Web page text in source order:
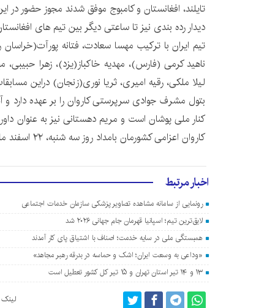
تایلند، افغانستان و کامبوج موفق شدند مجوز حضور در
دیدار رده بندی نیز تا ساعتی دیگر بین تیم های
تیم ایران با ترکیب مهسا سعادت، فتانه پورآت(خراسان
ناهید کرمی (فارس)، مهدیه خاکباز(یزد)، زهرا حبیبی،
لیلا ملکی، رقیه امیری، ثریا نوری(زنجان) دراین
بتول مشرف جوادی سرپرستی کاروان را بر عهده دارد و
کنار ملی پوشان است و مریم دهستانی نیز به عنوان
کاروان اعزامی کشورمان بامداد روز سه شنبه، ۲۲ اسفند ماه به میهن بازمی گردد
اخبار مرتبط
رونمایی از سامانه مشاهده تصاویر پزشکی سازمان خدمات اجتماعی
لایق‌ترین تیم؛ اسپانیا قهرمان جام جهانی ۲۰۲۶ شد
همبستگی ملی در سایه خدمت؛ اصناف با اشتیاق پای کار آمدند
«وداعی به وسعت ایران؛ اشک و حماسه در بدرقه رهبر مجاهد»
۱۳ و ۱۴ تیر استان تهران و ۱۵ تیر کل کشور تعطیل است
لینک